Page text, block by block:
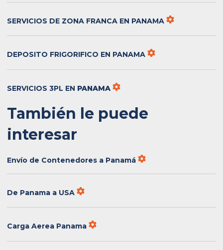
SERVICIOS DE ZONA FRANCA EN PANAMA
DEPOSITO FRIGORIFICO EN PANAMA
SERVICIOS 3PL EN PANAMA
También le puede
interesar
Envío de Contenedores a Panamá
De Panama a USA
Carga Aerea Panama